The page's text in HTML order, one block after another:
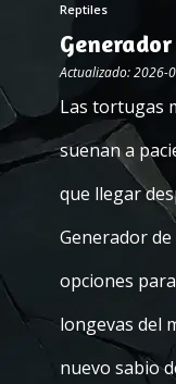
Reptiles
Actualizado: 2026-
Las tortugas
suenan a
que llegar
Generador
opciones
longevas del
nuevo sabio